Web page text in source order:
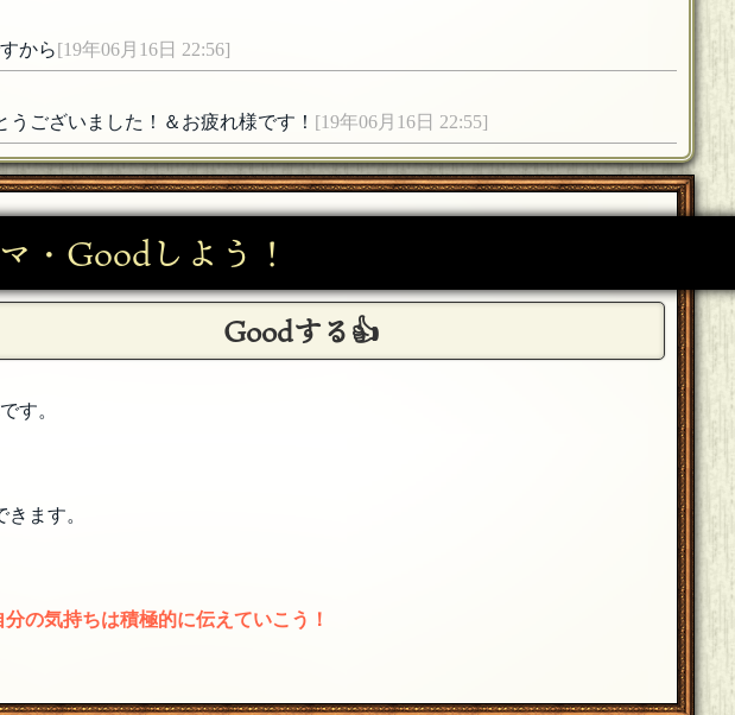
から [19年06月16日 22:56]
ございました！＆お疲れ様です！ [19年06月16日 22:55]
ます！[19年06月16日 22:49]
も応援しています。
[19年06月16日 22:46]
おもしろかったです。
うございました(ﾟдﾟ)ゞ 忘れなければ600問後のBSでお会いしましょう
。なぜか途中に百物語があってこれで終わりかと思ったらまだまだ全然あ
て驚きました！そしてBSお疲れ様でした！これからもスープを楽しみにし
・Goodしよう！
Goodする👍
す。
ます。
の気持ちは積極的に伝えていこう！